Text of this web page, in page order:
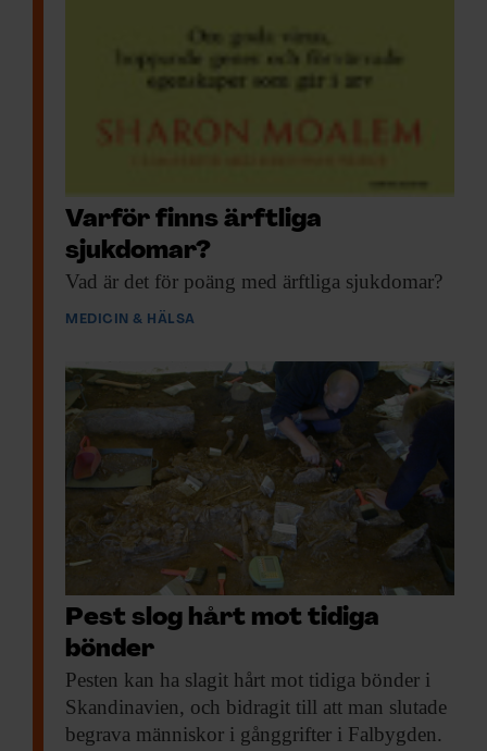
Varför finns ärftliga
sjukdomar?
Vad är det för poäng med ärftliga sjukdomar?
MEDICIN & HÄLSA
Pest slog hårt mot tidiga
bönder
Pesten kan ha slagit hårt mot tidiga bönder i
Skandinavien, och bidragit till att man slutade
begrava människor i gånggrifter i Falbygden.